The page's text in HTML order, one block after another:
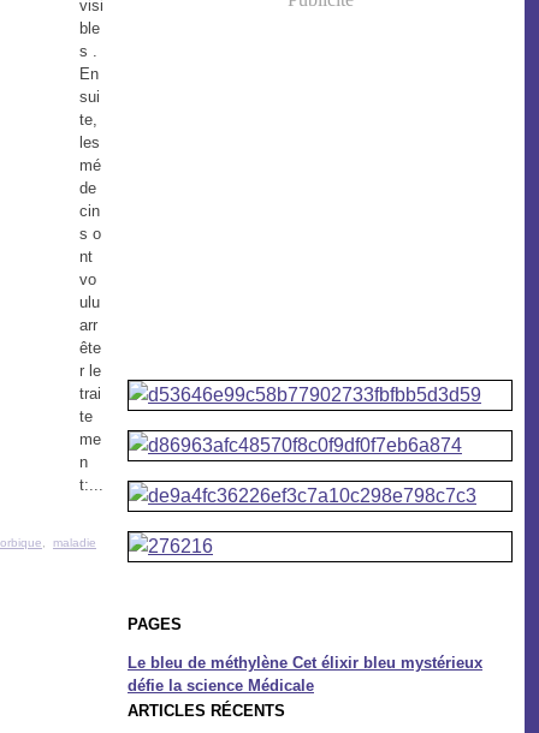
visi
ble
s .
En
sui
te,
les
mé
de
cin
s o
nt
vo
ulu
arr
ête
r le
trai
te
me
n
t:...
maladie
PAGES
Le bleu de méthylène Cet élixir bleu mystérieux
défie la science Médicale
ARTICLES RÉCENTS